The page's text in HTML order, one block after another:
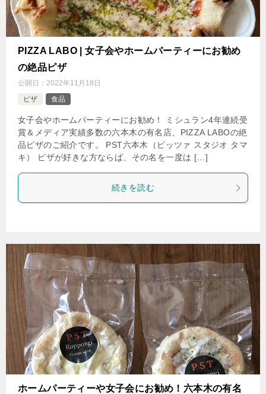
PIZZA LABO | 女子会やホームパーティーにお勧め
の絶品ピザ
公開日： 2022年11月18日
ピザ
食品
女子会やホームパーティーにお勧め！ ミシュラン4年連続受
賞＆メディア実績多数の六本木の有名店、PIZZA LABOの絶
品ピザのご紹介です。 PST六本木（ピッツァ スタジオ タマ
キ） ピザが好きな方ならば、その名を一度は […]
続きを読む
ホームパーティーや女子会にお勧め！六本木の有名